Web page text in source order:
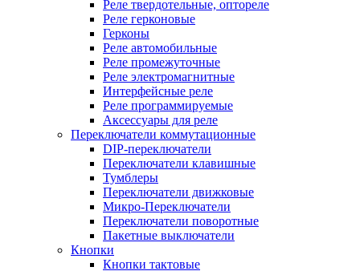
Реле твердотельные, оптореле
Реле герконовые
Герконы
Реле автомобильные
Реле промежуточные
Реле электромагнитные
Интерфейсные реле
Реле программируемые
Аксессуары для реле
Переключатели коммутационные
DIP-переключатели
Переключатели клавишные
Тумблеры
Переключатели движковые
Микро-Переключатели
Переключатели поворотные
Пакетные выключатели
Кнопки
Кнопки тактовые